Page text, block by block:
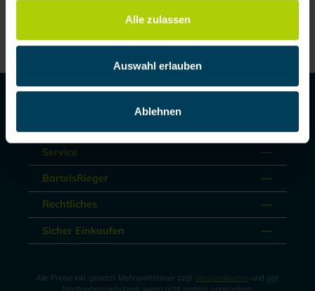
Alle zulassen
Auswahl erlauben
Ablehnen
Service
BartelsRieger
Rechtliches
Sicher Einkaufen
Alle Preise inkl. gesetzl. Mehrwertsteuer zzgl. Versandkosten und ggf.